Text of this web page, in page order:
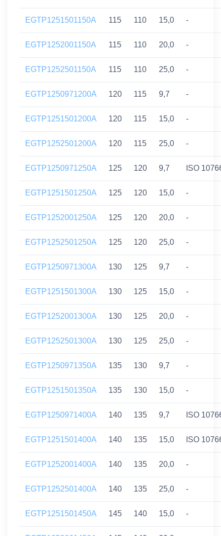
EGTP1251501150A 115 110 15,0 -
EGTP1252001150A 115 110 20,0 -
EGTP1252501150A 115 110 25,0 -
EGTP1250971200A 120 115 9,7 -
EGTP1251501200A 120 115 15,0 -
EGTP1252501200A 120 115 25,0 -
EGTP1250971250A 125 120 9,7 ISO
EGTP1251501250A 125 120 15,0 -
EGTP1252001250A 125 120 20,0 -
EGTP1252501250A 125 120 25,0 -
EGTP1250971300A 130 125 9,7 -
EGTP1251501300A 130 125 15,0 -
EGTP1252001300A 130 125 20,0 -
EGTP1252501300A 130 125 25,0 -
EGTP1250971350A 135 130 9,7 -
EGTP1251501350A 135 130 15,0 -
EGTP1250971400A 140 135 9,7 ISO
EGTP1251501400A 140 135 15,0 ISO
EGTP1252001400A 140 135 20,0 -
EGTP1252501400A 140 135 25,0 -
EGTP1251501450A 145 140 15,0 -